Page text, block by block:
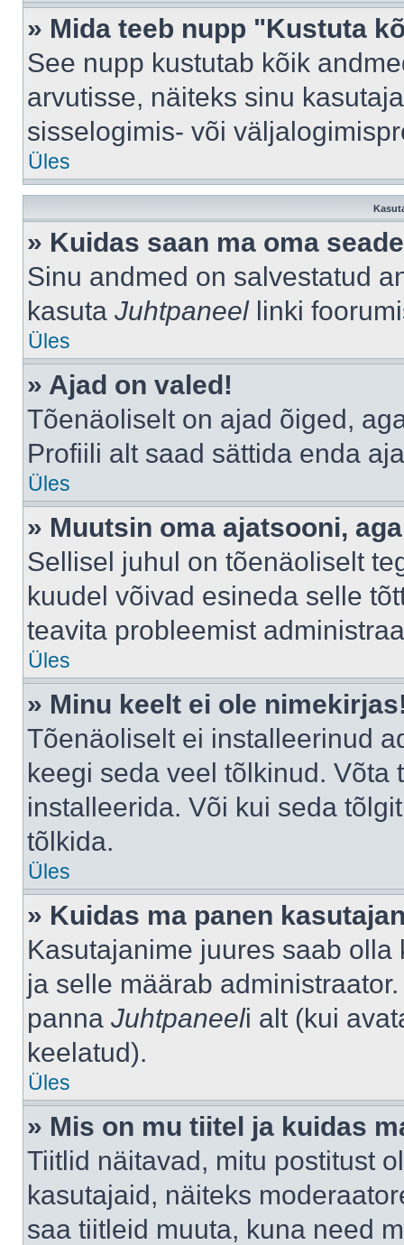
» Mida teeb nupp "Kustuta
See nupp kustutab kõik
arvutisse, näiteks sinu
sisselogimis- või
Üles
» Kuidas saan ma oma
Sinu andmed on salvestatud
kasuta Juhtpaneellinki
Üles
» Ajad on valed!
Tõenäoliselt on ajad õiged,
Profiili alt saad sättida enda
Üles
» Muutsin oma ajatsooni,
Sellisel juhul on tõenäoliselt
kuudel võivad esineda selle
teavita probleemist
Üles
» Minu keelt ei ole
Tõenäoliselt ei installeerinud
keegi seda veel tõlkinud.
installeerida. Või kui seda
tõlkida.
Üles
» Kuidas ma panen
Kasutajanime juures saab
ja selle määrab
panna Juhtpaneeli alt (kui
keelatud).
Üles
» Mis on mu tiitel ja kuidas
Tiitlid näitavad, mitu postitust
kasutajaid, näiteks
saa tiitleid muuta, kuna need